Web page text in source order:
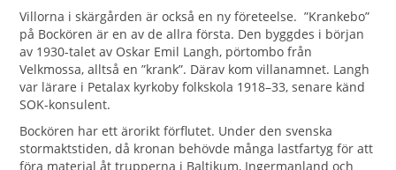
Villorna i skärgården är också en ny företeelse. ”Krankebo”
på Bockören är en av de allra första. Den byggdes i början
av 1930-talet av Oskar Emil Langh, pörtombo från
Velkmossa, alltså en ”krank”. Därav kom villanamnet. Langh
var lärare i Petalax kyrkoby folkskola 1918–33, senare känd
SOK-konsulent.
Bockören har ett ärorikt förflutet. Under den svenska
stormaktstiden, då kronan behövde många lastfartyg för att
föra material åt trupperna i Baltikum, Ingermanland och